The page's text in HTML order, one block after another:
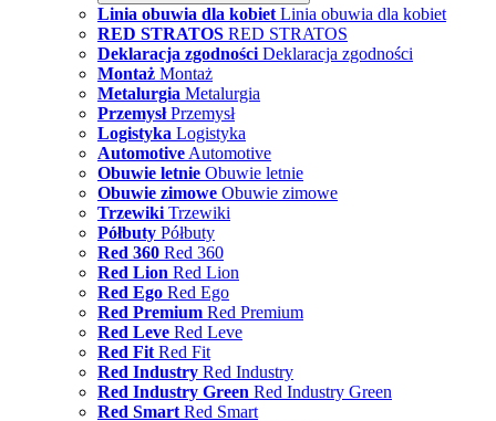
Linia obuwia dla kobiet Linia obuwia dla kobiet
RED STRATOS RED STRATOS
Deklaracja zgodności Deklaracja zgodności
Montaż Montaż
Metalurgia Metalurgia
Przemysł Przemysł
Logistyka Logistyka
Automotive Automotive
Obuwie letnie Obuwie letnie
Obuwie zimowe Obuwie zimowe
Trzewiki Trzewiki
Półbuty Półbuty
Red 360 Red 360
Red Lion Red Lion
Red Ego Red Ego
Red Premium Red Premium
Red Leve Red Leve
Red Fit Red Fit
Red Industry Red Industry
Red Industry Green Red Industry Green
Red Smart Red Smart